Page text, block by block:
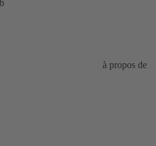
à propos de